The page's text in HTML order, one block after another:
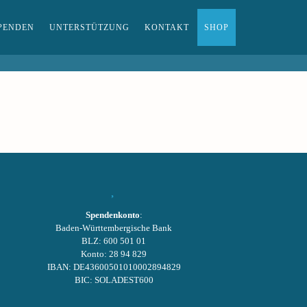
UNTERSTÜTZUNG KONTAKT SHOP
Spendenkonto:
Baden-Württembergische Bank
BLZ: 600 501 01
Konto: 28 94 829
IBAN: DE43600501010002894829
BIC: SOLADEST600